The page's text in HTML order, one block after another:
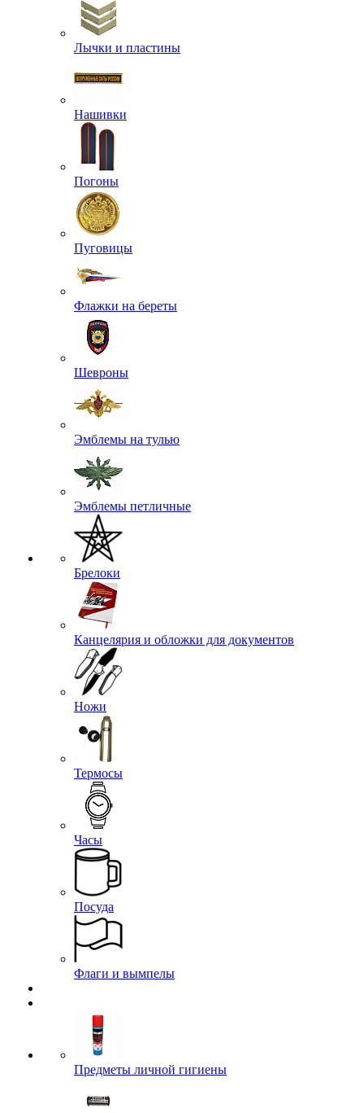
Лычки и пластины
Нашивки
Погоны
Пуговицы
Флажки на береты
Шевроны
Эмблемы на тулью
Эмблемы петличные
Брелоки
Канцелярия и обложки для документов
Ножи
Термосы
Часы
Посуда
Флаги и вымпелы
Предметы личной гигиены